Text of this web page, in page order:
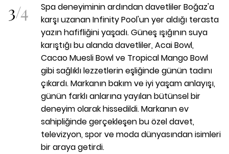
3/4
Spa deneyiminin ardından davetliler Boğaz'a
karşı uzanan Infinity Pool'un yer aldığı terasta
yazın hafifliğini yaşadı. Güneş ışığının suya
karıştığı bu alanda davetliler, Acai Bowl,
Cacao Muesli Bowl ve Tropical Mango Bowl
gibi sağlıklı lezzetlerin eşliğinde günün tadını
çıkardı. Markanın bakım ve iyi yaşam anlayışı,
günün farklı anlarına yayılan bütünsel bir
deneyim olarak hissedildi. Markanın ev
sahipliğinde gerçekleşen bu özel davet,
televizyon, spor ve moda dünyasından isimleri
bir araya getirdi.